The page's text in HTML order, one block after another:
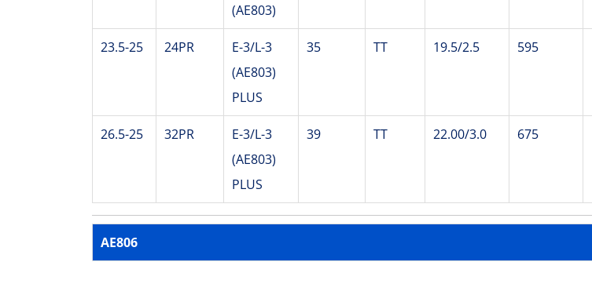
(AE803)
23.5-25 24PR
E-3/L-3
(AE803)
PLUS
35 TT 19.5/2.5 595
26.5-25 32PR
E-3/L-3
(AE803)
PLUS
39 TT 22.00/3.0 675
AE806